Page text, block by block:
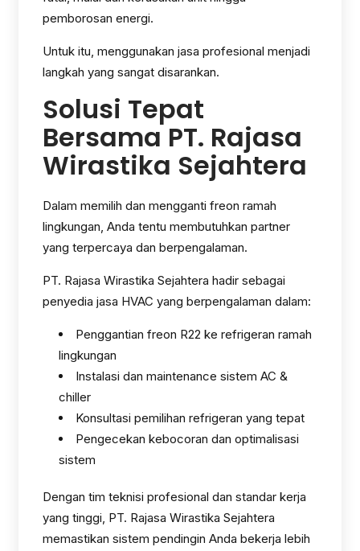
pemborosan energi.
Untuk itu, menggunakan jasa profesional menjadi
langkah yang sangat disarankan.
Solusi Tepat
Bersama PT. Rajasa
Wirastika Sejahtera
Dalam memilih dan mengganti freon ramah
lingkungan, Anda tentu membutuhkan partner
yang terpercaya dan berpengalaman.
PT. Rajasa Wirastika Sejahtera hadir sebagai
penyedia jasa HVAC yang berpengalaman dalam:
Penggantian freon R22 ke refrigeran ramah
lingkungan
Instalasi dan maintenance sistem AC &
chiller
Konsultasi pemilihan refrigeran yang tepat
Pengecekan kebocoran dan optimalisasi
sistem
Dengan tim teknisi profesional dan standar kerja
yang tinggi, PT. Rajasa Wirastika Sejahtera
memastikan sistem pendingin Anda bekerja lebih